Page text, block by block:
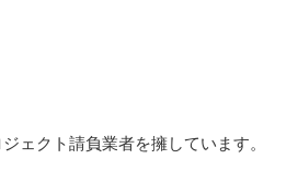
ェクト請負業者を擁しています。